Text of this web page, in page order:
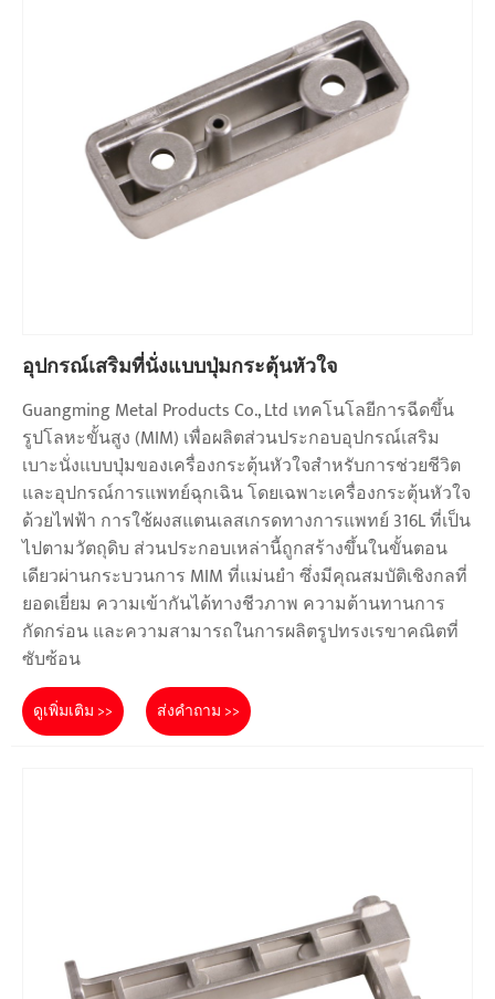
อุปกรณ์เสริมที่นั่งแบบปุ่มกระตุ้นหัวใจ
Guangming Metal Products Co., Ltd เทคโนโลยีการฉีดขึ้น
รูปโลหะขั้นสูง (MIM) เพื่อผลิตส่วนประกอบอุปกรณ์เสริม
เบาะนั่งแบบปุ่มของเครื่องกระตุ้นหัวใจสำหรับการช่วยชีวิต
และอุปกรณ์การแพทย์ฉุกเฉิน โดยเฉพาะเครื่องกระตุ้นหัวใจ
ด้วยไฟฟ้า การใช้ผงสแตนเลสเกรดทางการแพทย์ 316L ที่เป็น
ไปตามวัตถุดิบ ส่วนประกอบเหล่านี้ถูกสร้างขึ้นในขั้นตอน
เดียวผ่านกระบวนการ MIM ที่แม่นยำ ซึ่งมีคุณสมบัติเชิงกลที่
ยอดเยี่ยม ความเข้ากันได้ทางชีวภาพ ความต้านทานการ
กัดกร่อน และความสามารถในการผลิตรูปทรงเรขาคณิตที่
ซับซ้อน
ดูเพิ่มเติม >> ส่งคำถาม >>